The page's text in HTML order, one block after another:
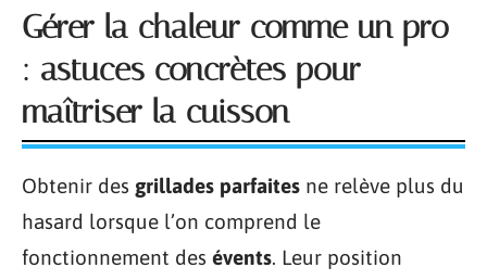
Gérer la chaleur comme un pro
: astuces concrètes pour
maîtriser la cuisson
Obtenir des grillades parfaites ne relève plus du
hasard lorsque l’on comprend le
fonctionnement des évents. Leur position